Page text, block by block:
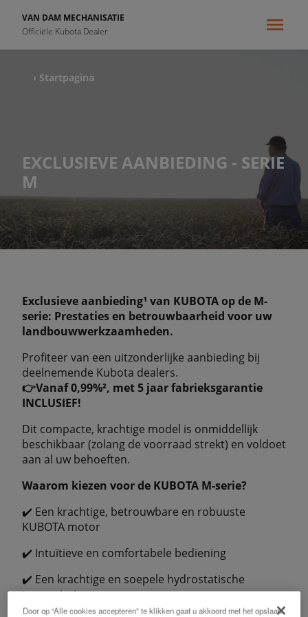
VAN DAM MECHANISATIE
Officiële Kubota Dealer
‹ Startpagina
EXCLUSIEVE AANBIEDING - SERIE
M
Exclusieve aanbieding¹ van KUBOTA op de M-
serie: Prestaties en betrouwbaarheid voor uw
landbouwwerkzaamheden.
Profiteer van een uitzonderlijke aanbieding bij
deelnemende Kubota dealers.
👉Vanaf 0,99%², met 5 jaar fabrieksgarantie
INCLUSIEF!
Dit compacte, krachtige model is onmiddellijk
beschikbaar (zolang de voorraad strekt) en voldoet
aan al uw behoeften.
Waarom kiezen voor de KUBOTA M-serie?
✔️ Een krachtige, betrouwbare en robuuste
KUBOTA motor
✔️ Intuïtieve en comfortabele bediening
✔️ Een krachtige en soepele hydrostatische
transmissie
Door op “Alle cookies accepteren” te klikken gaat u akkoord met het opslaan